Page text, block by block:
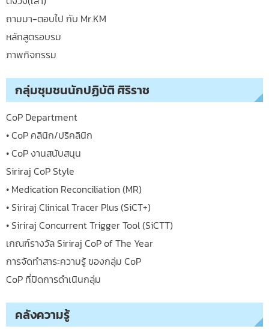
ถามมา-ตอบไป กับ Mr.KM
หลักสูตรอบรม
ภาพกิจกรรม
กลุ่มชุมชนนักปฏิบัติ ศิริราช
CoP Department
• CoP คลินิก/ปริคลินิก
• CoP งานสนับสนุน
Siriraj CoP Style
• Medication Reconciliation (MR)
• Siriraj Clinical Tracer Plus (SiCT+)
• Siriraj Concurrent Trigger Tool (SiCTT)
เกณฑ์รางวัล Siriraj CoP of The Year
การจัดทำสาระความรู้ ของกลุ่ม CoP
CoP ที่ปิดการดำเนินกลุ่ม
คลังความรู้